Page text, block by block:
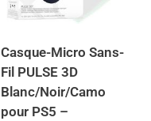
Casque-Micro Sans-
Fil PULSE 3D
Blanc/Noir/Camo
pour PS5 –